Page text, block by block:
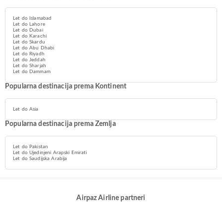
Let do Islamabad
Let do Lahore
Let do Dubai
Let do Karachi
Let do Skardu
Let do Abu Dhabi
Let do Riyadh
Let do Jeddah
Let do Sharjah
Let do Dammam
Popularna destinacija prema Kontinent
Let do Asia
Popularna destinacija prema Zemlja
Let do Pakistan
Let do Ujedinjeni Arapski Emirati
Let do Saudijska Arabija
Airpaz Airline partneri